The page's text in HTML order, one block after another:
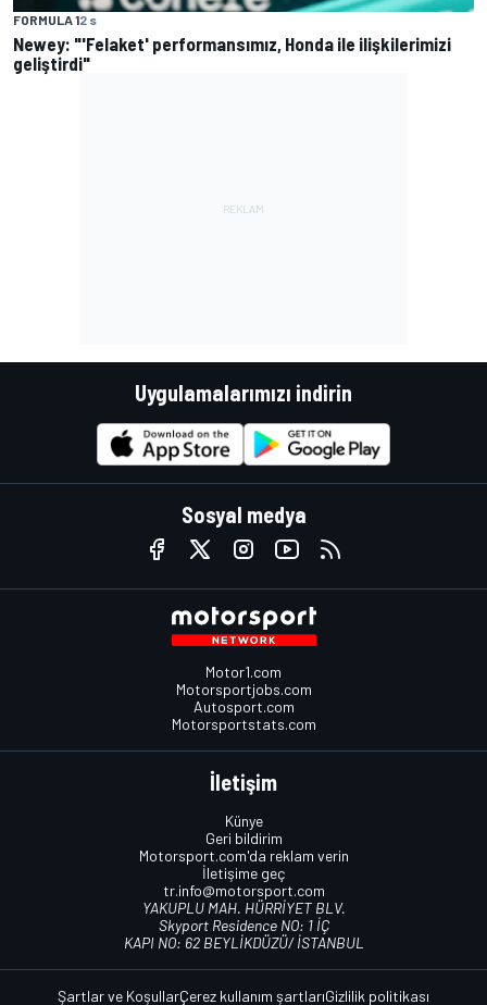
FORMULA 12 s
Newey: "'Felaket' performansımız, Honda ile ilişkilerimizi
geliştirdi"
Uygulamalarımızı indirin
Sosyal medya
Motor1.com
Motorsportjobs.com
Autosport.com
Motorsportstats.com
İletişim
Künye
Geri bildirim
Motorsport.com'da reklam verin
İletişime geç
tr.info@motorsport.com
YAKUPLU MAH. HÜRRİYET BLV.
Skyport Residence NO: 1 İÇ
KAPI NO: 62 BEYLİKDÜZÜ/ İSTANBUL
Şartlar ve KoşullarÇerez kullanım şartlarıGizlilik politikası